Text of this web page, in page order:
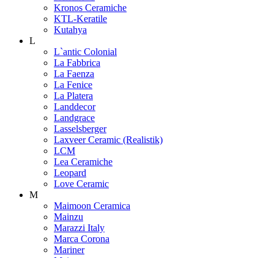
Kronos Ceramiche
KTL-Keratile
Kutahya
L
L`antic Colonial
La Fabbrica
La Faenza
La Fenice
La Platera
Landdecor
Landgrace
Lasselsberger
Laxveer Ceramic (Realistik)
LCM
Lea Ceramiche
Leopard
Love Ceramic
M
Maimoon Ceramica
Mainzu
Marazzi Italy
Marca Corona
Mariner